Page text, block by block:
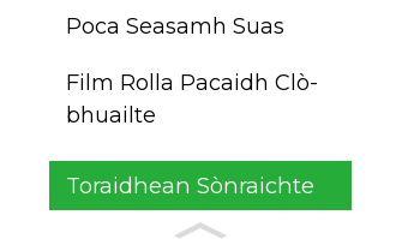
Poca Seasamh Suas
Film Rolla Pacaidh Clò-
bhuailte
Toraidhean Sònraichte